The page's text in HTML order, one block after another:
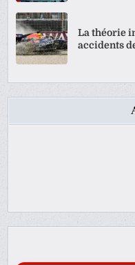
La théorie
accidents